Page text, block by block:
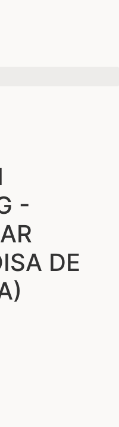
-
DE